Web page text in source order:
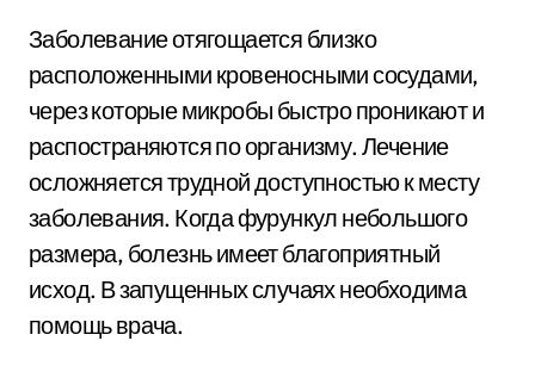
Заболевание отягощается близко
расположенными кровеносными сосудами,
через которые микробы быстро проникают и
распостраняются по организму. Лечение
осложняется трудной доступностью к месту
заболевания. Когда фурункул небольшого
размера, болезнь имеет благоприятный
исход. В запущенных случаях необходима
помощь врача.